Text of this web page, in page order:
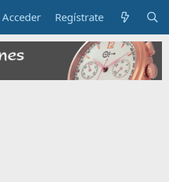
Acceder Regístrate